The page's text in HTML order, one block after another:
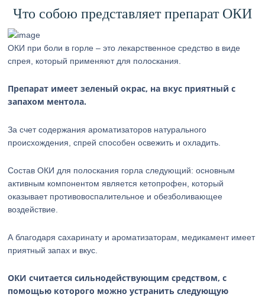
Что собою представляет препарат ОКИ
ОКИ при боли в горле – это лекарственное средство в виде
спрея, который применяют для полоскания.
Препарат имеет зеленый окрас, на вкус приятный с
запахом ментола.
За счет содержания ароматизаторов натурального
происхождения, спрей способен освежить и охладить.
Состав ОКИ для полоскания горла следующий: основным
активным компонентом является кетопрофен, который
оказывает противовоспалительное и обезболивающее
воздействие.
А благодаря сахаринату и ароматизаторам, медикамент имеет
приятный запах и вкус.
ОКИ считается сильнодействующим средством, с
помощью которого можно устранить следующую